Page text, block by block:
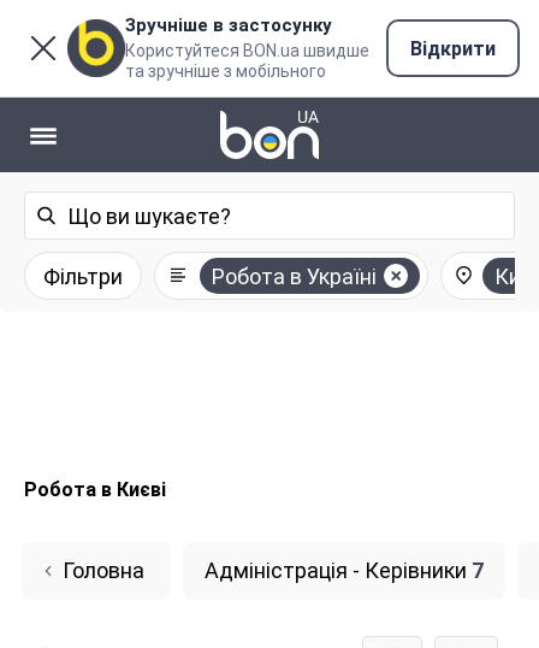
Зручніше в застосунку
Користуйтеся BON.ua швидше
та зручніше з мобільного
Відкрити
Фільтри Робота в Україні Київ
Робота в Києві
Головна Адміністрація - Керівники 7